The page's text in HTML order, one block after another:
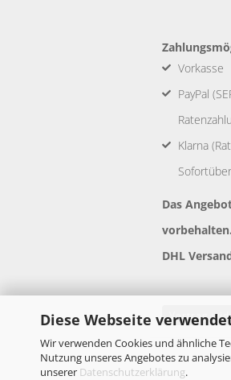
Diese Webseite
Wir verwenden Cookies und ähnliche
Nutzung unseres Angebotes zu
unserer Datenschutzerklärung.
Vorkasse
PayPal
Klarna
Das
vorbehalten.
DHL
Vertrag